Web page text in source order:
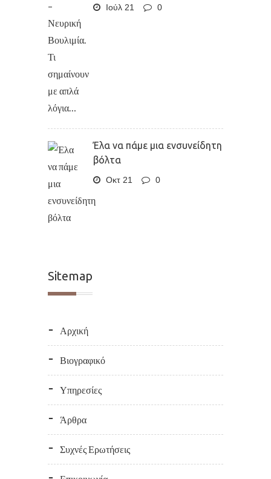
Ιούλ 21 0
Έλα να πάμε μια ενσυνείδητη
βόλτα
Οκτ 21 0
Sitemap
Αρχική
Βιογραφικό
Υπηρεσίες
Άρθρα
Συχνές Ερωτήσεις